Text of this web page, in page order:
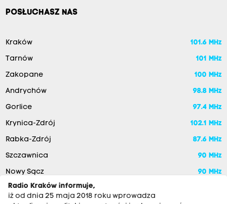
POSŁUCHASZ NAS
Kraków 101.6 MHz
Tarnów 101 MHz
Zakopane 100 MHz
Andrychów 98.8 MHz
Gorlice 97.4 MHz
Krynica-Zdrój 102.1 MHz
Rabka-Zdrój 87.6 MHz
Szczawnica 90 MHz
Nowy Sącz
90 MHz
Radio Kraków informuje,
iż od dnia 25 maja 2018 roku wprowadza